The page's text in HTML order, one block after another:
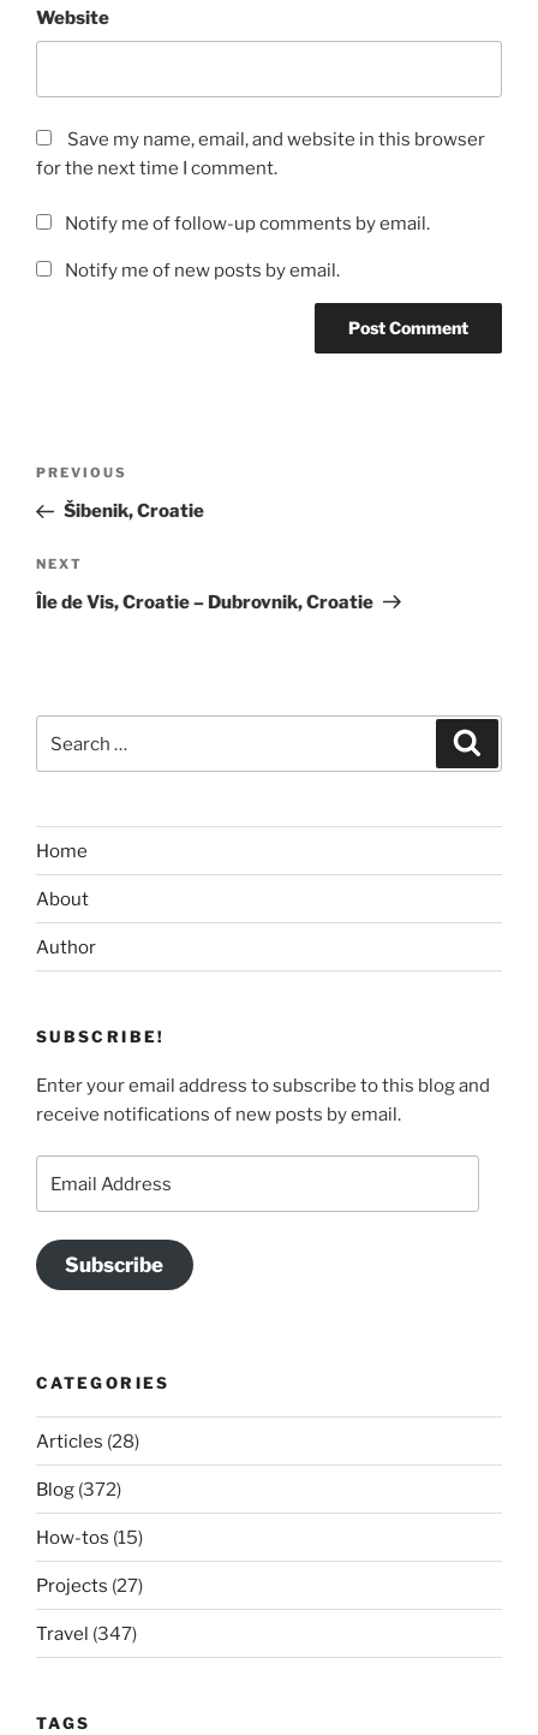
Website
Save my name, email, and website in this browser
for the next time I comment.
Notify me of follow-up comments by email.
Notify me of new posts by email.
navigation
Previous
Post
PREVIOUS
Šibenik, Croatie
Next
Post
NEXT
Île de Vis, Croatie – Dubrovnik, Croatie
for:
Home
About
Author
SUBSCRIBE!
Enter your email address to subscribe to this blog and
receive notifications of new posts by email.
Address
Subscribe
CATEGORIES
Articles (28)
Blog (372)
How-tos (15)
Projects (27)
Travel (347)
TAGS